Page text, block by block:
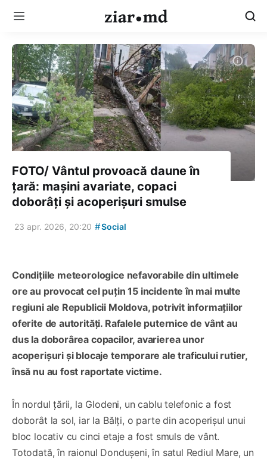
FOTO/ Vântul provoacă daune în
țară: mașini avariate, copaci
doborâți și acoperișuri smulse
23 apr. 2026, 20:20 #Social
Condițiile meteorologice nefavorabile din ultimele
ore au provocat cel puțin 15 incidente în mai multe
regiuni ale Republicii Moldova, potrivit informațiilor
oferite de autorități. Rafalele puternice de vânt au
dus la doborârea copacilor, avarierea unor
acoperișuri și blocaje temporare ale traficului rutier,
însă nu au fost raportate victime.
În nordul țării, la Glodeni, un cablu telefonic a fost
doborât la sol, iar la Bălți, o parte din acoperișul unui
bloc locativ cu cinci etaje a fost smuls de vânt.
Totodată, în raionul Dondușeni, în satul Rediul Mare, un